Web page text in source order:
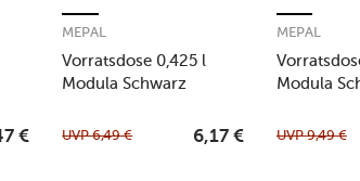
€
Vorratsdose 0,425 l
Modula Schwarz
MEPAL
UVP6,49 € 6,17 €
Modula
MEPAL
UVP9,49 €